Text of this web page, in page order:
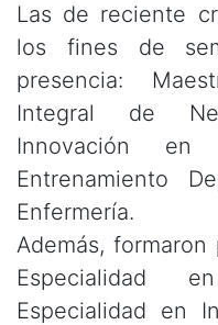
Las de reciente
los fines de
presencia:
Integral de
Innovación
Entrenamiento
Enfermería.
Además,
Especialidad
Especialidad en